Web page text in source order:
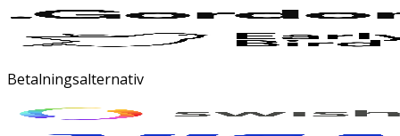
Betalningsalternativ